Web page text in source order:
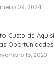
09, 2024
Custo de
Oportunidades
15, 2023